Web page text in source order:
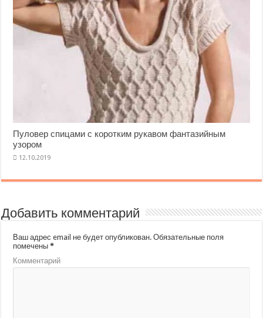
Пуловер спицами с коротким рукавом фантазийным
узором
Добавить комментарий
Ваш адрес email не будет опубликован. Обязательные поля
помечены*
Комментарий